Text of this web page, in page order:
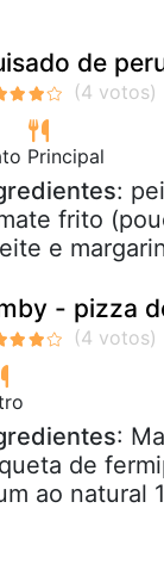
de
Principal
:
frito
e
- pizza
:
de
ao natural